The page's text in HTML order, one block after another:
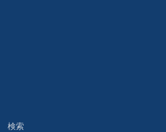
検索